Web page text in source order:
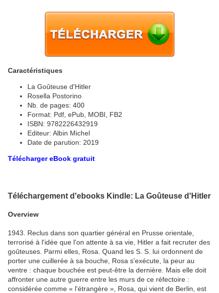
Caractéristiques
La Goûteuse d'Hitler
Rosella Postorino
Nb. de pages: 400
Format: Pdf, ePub, MOBI, FB2
ISBN: 9782226432919
Editeur: Albin Michel
Date de parution: 2019
Télécharger eBook gratuit
Téléchargement d'ebooks Kindle: La Goûteuse d'Hitler
Overview
1943. Reclus dans son quartier général en Prusse orientale,
terrorisé à l'idée que l'on attente à sa vie, Hitler a fait recruter des
goûteuses. Parmi elles, Rosa. Quand les S. S. lui ordonnent de
porter une cuillerée à sa bouche, Rosa s'exécute, la peur au
ventre : chaque bouchée est peut-être la dernière. Mais elle doit
affronter une autre guerre entre les murs de ce réfectoire :
considérée comme « l'étrangère », Rosa, qui vient de Berlin, est